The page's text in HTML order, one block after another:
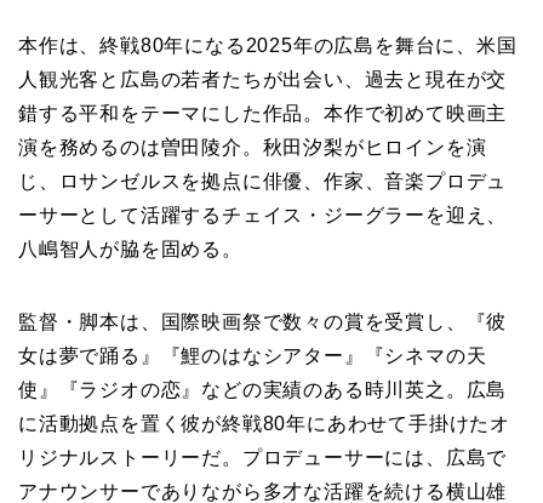
本作は、終戦80年になる2025年の広島を舞台に、米国
人観光客と広島の若者たちが出会い、過去と現在が交
錯する平和をテーマにした作品。本作で初めて映画主
演を務めるのは曽田陵介。秋田汐梨がヒロインを演
じ、ロサンゼルスを拠点に俳優、作家、音楽プロデュ
ーサーとして活躍するチェイス・ジーグラーを迎え、
八嶋智人が脇を固める。
監督・脚本は、国際映画祭で数々の賞を受賞し、『彼
女は夢で踊る』『鯉のはなシアター』『シネマの天
使』『ラジオの恋』などの実績のある時川英之。広島
に活動拠点を置く彼が終戦80年にあわせて手掛けたオ
リジナルストーリーだ。プロデューサーには、広島で
アナウンサーでありながら多才な活躍を続ける横山雄